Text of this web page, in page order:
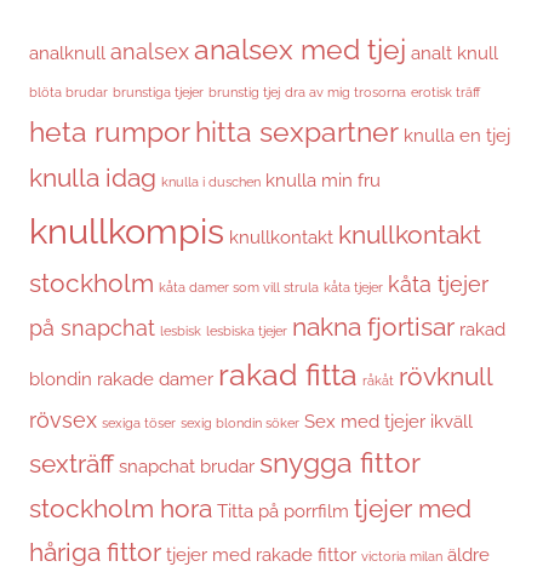
analknull analsexanalsex med tjej analt knull
blöta brudar brunstiga tjejer brunstig tjej dra av mig trosorna erotisk träff
heta rumporhitta sexpartner knulla en tjej
knulla idag knulla i duschen knulla min fru
knullkompis knullkontakt knullkontakt
stockholm kåta damer som vill strula kåta tjejer kåta tjejer
på snapchat lesbisk lesbiska tjejer nakna fjortisar rakad
blondin rakade damer rakad fitta råkåt rövknull
rövsex sexiga töser sexig blondin söker Sex med tjejer ikväll
sexträff snapchat brudar snygga fittor
stockholm hora Titta på porrfilm tjejer med
håriga fittor tjejer med rakade fittor victoria milan äldre